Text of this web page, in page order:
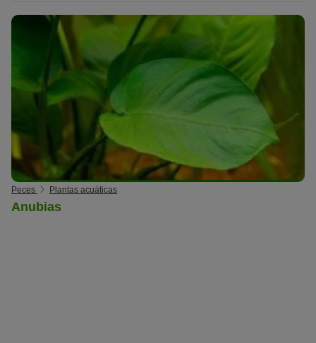
Peces Plantas acuáticas
Anubias